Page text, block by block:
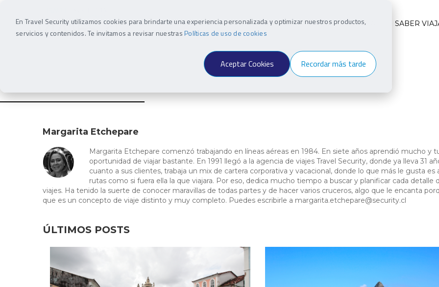
En Travel Security utilizamos cookies para brindarte una experiencia personalizada y optimizar nuestros productos,
servicios y contenidos. Te invitamos a revisar nuestrasPolíticas de uso de cookies
Aceptar Cookies Recordar más tarde
INSPIRACIÓN DESTINO VIAJEROS ESTILO Y CULTURA SABER
Margarita Etchepare
Margarita Etchepare comenzó trabajando en líneas aéreas en 1984. En siete años aprendió mucho y
oportunidad de viajar bastante. En 1991 llegó a la agencia de viajes Travel Security, donde ya lleva 31
cuanto a sus clientes, trabaja un mix de cartera corporativa y vacacional, donde lo que más le gusta es
rutas como si fuera ella la que viajara. Por eso, dedica mucho tiempo a buscar y planificar cada detalle
viajes. Ha tenido la suerte de conocer maravillas de todas partes y de hacer varios cruceros, algo que le encanta
que es un concepto de viaje distinto y muy completo. Puedes escribirle a margarita.etchepare@security.cl
ÚLTIMOS POSTS